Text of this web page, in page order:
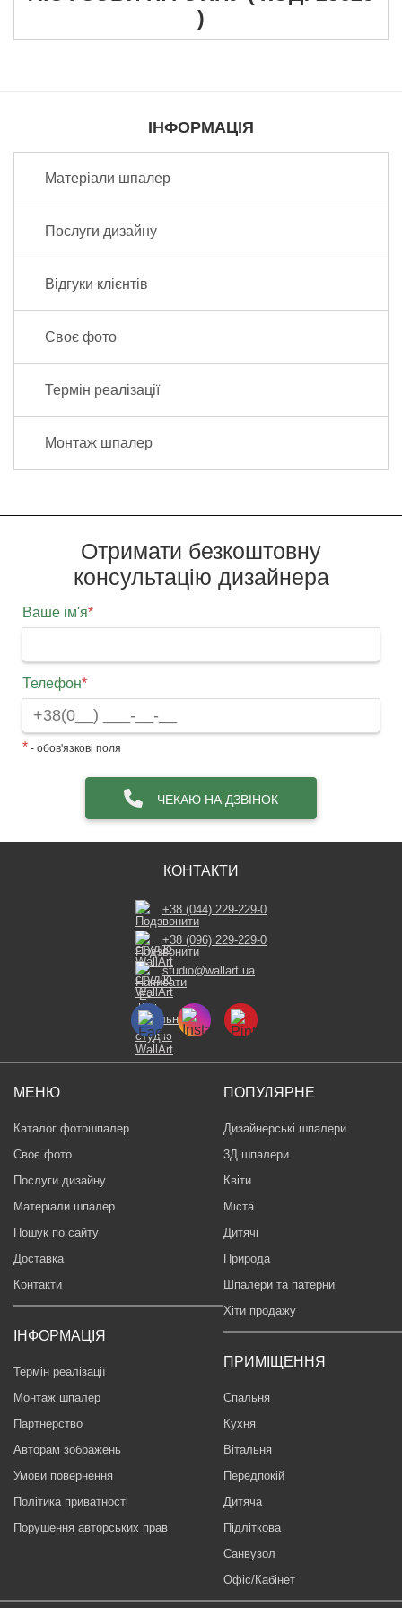
Надіслати відгук
)
ІНФОРМАЦІЯ
Матеріали шпалер
Послуги дизайну
Відгуки клієнтів
Своє фото
Термін реалізації
Монтаж шпалер
Отримати безкоштовну
консультацію дизайнера
Ваше ім'я*
Телефон*
* - обов'язкові поля
ЧЕКАЮ НА ДЗВІНОК
МЕНЮ
Каталог фотошпалер
Своє фото
Послуги дизайну
Матеріали шпалер
Пошук по сайту
Доставка
Контакти
ІНФОРМАЦІЯ
Термін реалізації
Монтаж шпалер
Партнерство
Авторам зображень
Умови повернення
Політика приватності
Порушення авторських прав
ПОПУЛЯРНЕ
Дизайнерські шпалери
3Д шпалери
Квіти
Міста
Дитячі
Природа
Шпалери та патерни
Хіти продажу
ПРИМІЩЕННЯ
Спальня
Кухня
Вітальня
Передпокій
Дитяча
Підліткова
Санвузол
Офіс/Кабінет
КОНТАКТИ
+38 (044) 229-229-0
+38 (096) 229-229-0
studio@wallart.ua